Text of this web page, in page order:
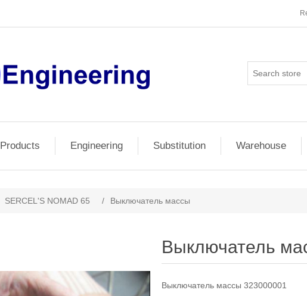
Products Engineering Substitution Warehouse
SERCEL'S NOMAD 65 / Выключатель массы
Выключатель
Выключатель массы 323000001